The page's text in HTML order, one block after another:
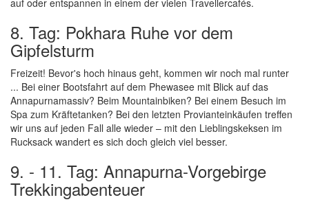
auf oder entspannen in einem der vielen Travellercafés.
8. Tag: Pokhara Ruhe vor dem
Gipfelsturm
Freizeit! Bevor's hoch hinaus geht, kommen wir noch mal runter
... Bei einer Bootsfahrt auf dem Phewasee mit Blick auf das
Annapurnamassiv? Beim Mountainbiken? Bei einem Besuch im
Spa zum Kräftetanken? Bei den letzten Provianteinkäufen treffen
wir uns auf jeden Fall alle wieder – mit den Lieblingskeksen im
Rucksack wandert es sich doch gleich viel besser.
9. - 11. Tag: Annapurna-Vorgebirge
Trekkingabenteuer